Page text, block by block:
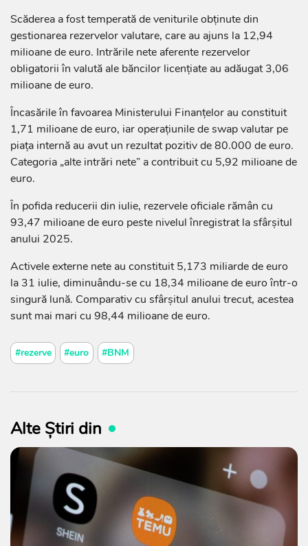
Scăderea a fost temperată de veniturile obținute din
gestionarea rezervelor valutare, care au ajuns la 12,94
milioane de euro. Intrările nete aferente rezervelor
obligatorii în valută ale băncilor licențiate au adăugat 3,06
milioane de euro.
Încasările în favoarea Ministerului Finanțelor au constituit
1,71 milioane de euro, iar operațiunile de swap valutar pe
piața internă au avut un rezultat pozitiv de 80.000 de euro.
Categoria „alte intrări nete” a contribuit cu 5,92 milioane de
euro.
În pofida reducerii din iulie, rezervele oficiale rămân cu
93,47 milioane de euro peste nivelul înregistrat la sfârșitul
anului 2025.
Activele externe nete au constituit 5,173 miliarde de euro
la 31 iulie, diminuându-se cu 18,34 milioane de euro într-o
singură lună. Comparativ cu sfârșitul anului trecut, acestea
sunt mai mari cu 98,44 milioane de euro.
#rezerve #euro #BNM
Alte Știri din